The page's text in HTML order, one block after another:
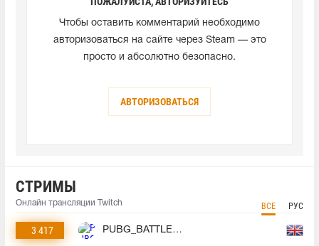
Чтобы оставить комментарий необходимо
авторизоваться на сайте через Steam — это
просто и абсолютно безопасно.
АВТОРИЗОВАТЬСЯ
СТРИМЫ
Онлайн трансляции Twitch ВСЕ РУС
3 417 PUBG_BATTLEGROUNDS